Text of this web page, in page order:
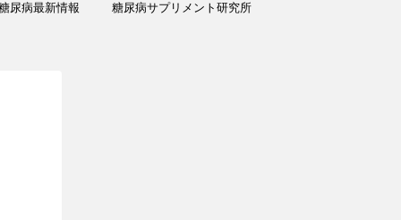
尿病最新情報 糖尿病サプリメント研究所